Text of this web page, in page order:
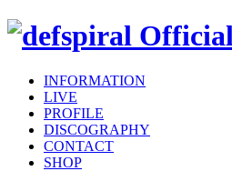
INFORMATION
LIVE
PROFILE
DISCOGRAPHY
CONTACT
SHOP